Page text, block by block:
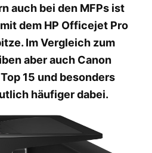
auch bei den MFPs ist
dem HP Officejet Pro
Im Vergleich zum
aber auch Canon
15 und besonders
häufiger dabei.